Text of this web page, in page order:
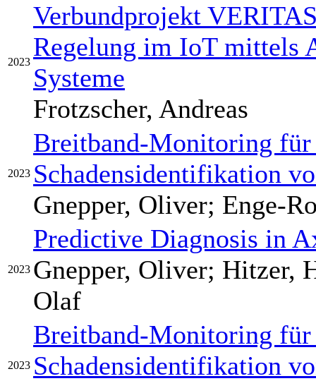
2023
Verbundprojekt
Regelung im IoT mittels
Systeme
Frotzscher, Andreas
2023
Breitband-Monitoring
Schadensidentifikation
Gnepper, Oliver; Enge-
2023
Predictive Diagnosis in
Gnepper, Oliver; Hitzer,
Olaf
2023
Breitband-Monitoring
Schadensidentifikation